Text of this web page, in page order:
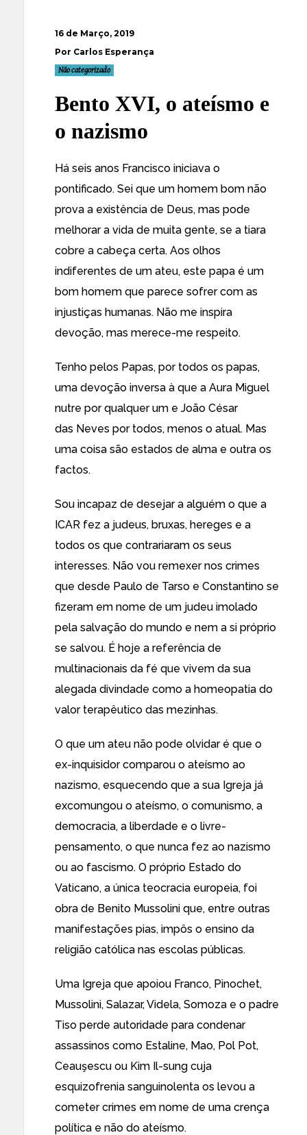
16 de Março, 2019
Por Carlos Esperança
Não categorizado
Bento XVI, o ateísmo e
o nazismo
Há seis anos Francisco iniciava o
pontificado. Sei que um homem bom não
prova a existência de Deus, mas pode
melhorar a vida de muita gente, se a tiara
cobre a cabeça certa. Aos olhos
indiferentes de um ateu, este papa é um
bom homem que parece sofrer com as
injustiças humanas. Não me inspira
devoção, mas merece-me respeito.
Tenho pelos Papas, por todos os papas,
uma devoção inversa à que a Aura Miguel
nutre por qualquer um e João César
das Neves por todos, menos o atual. Mas
uma coisa são estados de alma e outra os
factos.
Sou incapaz de desejar a alguém o que a
ICAR fez a judeus, bruxas, hereges e a
todos os que contrariaram os seus
interesses. Não vou remexer nos crimes
que desde Paulo de Tarso e Constantino se
fizeram em nome de um judeu imolado
pela salvação do mundo e nem a si próprio
se salvou. É hoje a referência de
multinacionais da fé que vivem da sua
alegada divindade como a homeopatia do
valor terapêutico das mezinhas.
O que um ateu não pode olvidar é que o
ex-inquisidor comparou o ateísmo ao
nazismo, esquecendo que a sua Igreja já
excomungou o ateísmo, o comunismo, a
democracia, a liberdade e o livre-
pensamento, o que nunca fez ao nazismo
ou ao fascismo. O próprio Estado do
Vaticano, a única teocracia europeia, foi
obra de Benito Mussolini que, entre outras
manifestações pias, impôs o ensino da
religião católica nas escolas públicas.
Uma Igreja que apoiou Franco, Pinochet,
Mussolini, Salazar, Videla, Somoza e o padre
Tiso perde autoridade para condenar
assassinos como Estaline, Mao, Pol Pot,
Ceauşescu ou Kim Il-sung cuja
esquizofrenia sanguinolenta os levou a
cometer crimes em nome de uma crença
política e não do ateísmo.